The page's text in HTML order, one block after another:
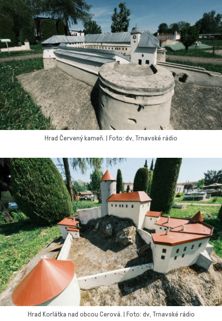
Hrad Červený kameň. | Foto: dv, Trnavské rádio
Hrad Korlátka nad obcou Cerová. | Foto: dv, Trnavské rádio